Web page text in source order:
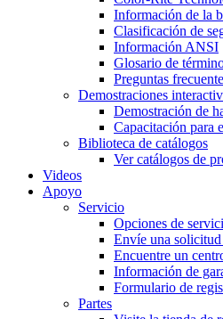
Información de la
Clasificación de
Información ANSI
Glosario de
Preguntas
Demostraciones
Demostración de
Capacitación para
Biblioteca de catálogos
Ver catálogos de
Videos
Apoyo
Servicio
Opciones de
Envíe una
Encuentre un
Información de
Formulario de
Partes